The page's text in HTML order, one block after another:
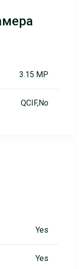
3.15 MP
QCIF,No
Yes
Yes